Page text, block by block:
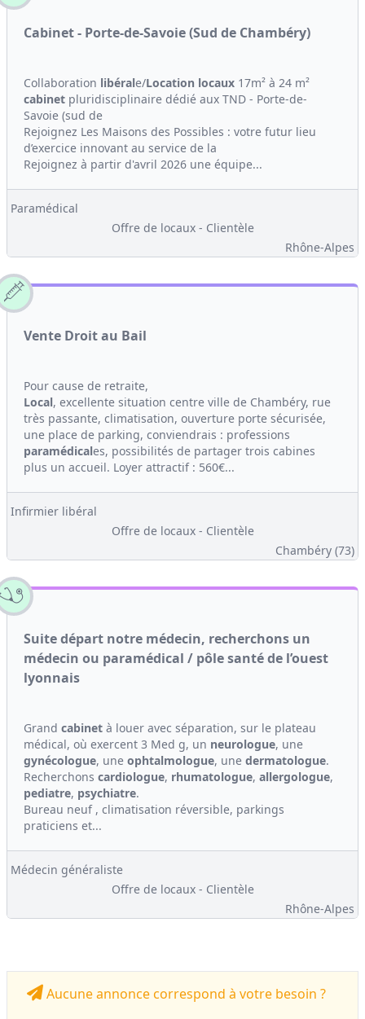
Cabinet - Porte-de-Savoie (Sud de Chambéry)
Collaboration libérale/Location locaux 17m² à 24 m²
cabinet pluridisciplinaire dédié aux TND - Porte-de-
Savoie (sud de
Rejoignez Les Maisons des Possibles : votre futur lieu
d’exercice innovant au service de la
Rejoignez à partir d'avril 2026 une équipe...
Paramédical
Offre de locaux - Clientèle
Rhône-Alpes
Vente Droit au Bail
Pour cause de retraite,
Local, excellente situation centre ville de Chambéry, rue
très passante, climatisation, ouverture porte sécurisée,
une place de parking, conviendrais : professions
paramédicales, possibilités de partager trois cabines
plus un accueil. Loyer attractif : 560€...
Infirmier libéral
Offre de locaux - Clientèle
Chambéry (73)
Suite départ notre médecin, recherchons un
médecin ou paramédical / pôle santé de l’ouest
lyonnais
Grand cabinet à louer avec séparation, sur le plateau
médical, où exercent 3 Med g, un neurologue, une
gynécologue, une ophtalmologue, une dermatologue.
Recherchons cardiologue, rhumatologue, allergologue,
pediatre, psychiatre.
Bureau neuf , climatisation réversible, parkings
praticiens et...
Médecin généraliste
Offre de locaux - Clientèle
Rhône-Alpes
Aucune annonce correspond à votre besoin ?